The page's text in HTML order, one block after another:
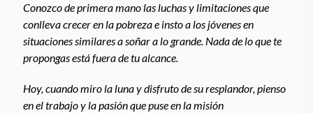
Conozco de primera mano las luchas y limitaciones que
conlleva crecer en la pobreza e insto a los jóvenes en
situaciones similares a soñar a lo grande. Nada de lo que te
propongas está fuera de tu alcance.
Hoy, cuando miro la luna y disfruto de su resplandor, pienso
en el trabajo y la pasión que puse en la misión